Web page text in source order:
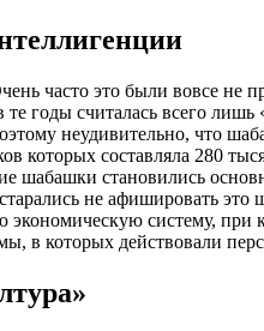
часто это были вовсе не
годы считалась всего
неудивительно, что
которых составляла 280
шабашки становились
не афишировать
экономическую систему,
в которых действовали